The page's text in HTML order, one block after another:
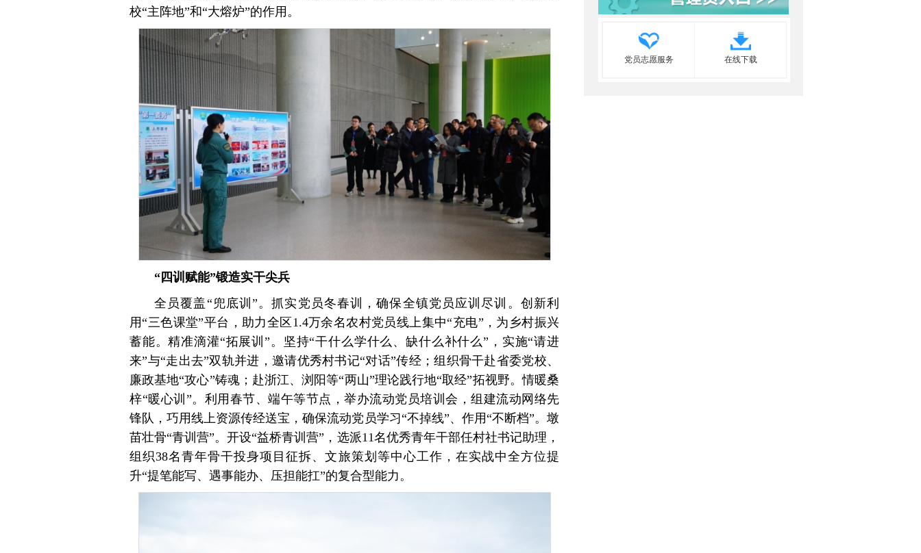
校“主阵地”和“大熔炉”的作用。
“四训赋能”锻造实干尖兵
全员覆盖“兜底训”。抓实党员冬春训，确保全镇党员应训尽训。创新利
用“三色课堂”平台，助力全区1.4万余名农村党员线上集中“充电”，为乡村振兴
蓄能。精准滴灌“拓展训”。坚持“干什么学什么、缺什么补什么”，实施“请进
来”与“走出去”双轨并进，邀请优秀村书记“对话”传经；组织骨干赴省委党校、
廉政基地“攻心”铸魂；赴浙江、浏阳等“两山”理论践行地“取经”拓视野。情暖桑
梓“暖心训”。利用春节、端午等节点，举办流动党员培训会，组建流动网络先
锋队，巧用线上资源传经送宝，确保流动党员学习“不掉线”、作用“不断档”。墩
苗壮骨“青训营”。开设“益桥青训营”，选派11名优秀青年干部任村社书记助理，
组织38名青年骨干投身项目征拆、文旅策划等中心工作，在实战中全方位提
升“提笔能写、遇事能办、压担能扛”的复合型能力。
党员志愿服务 在线下载